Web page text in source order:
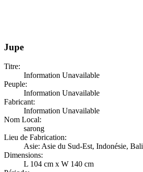
Jupe
Titre:
Information Unavailable
Peuple:
Information Unavailable
Fabricant:
Information Unavailable
Nom Local:
sarong
Lieu de Fabrication:
Asie: Asie du Sud-Est, Indonésie, Bali
Dimensions:
L 104 cm x W 140 cm